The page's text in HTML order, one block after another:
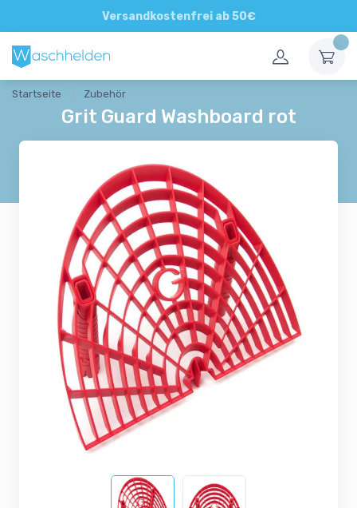
Versandkostenfrei ab 50€
Direkte und persönliche Beratung
Startseite Zubehör
Grit Guard Washboard rot